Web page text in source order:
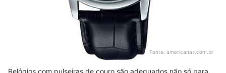
Fonte: americanas.com.br
Relógios com pulseiras de couro são adequados não só para